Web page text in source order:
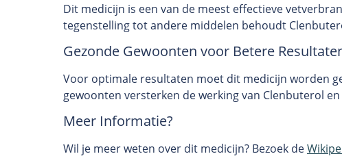
Dit medicijn is een van de meest effectieve
tegenstelling tot andere middelen behoudt
Gezonde Gewoonten voor Betere
Voor optimale resultaten moet dit medicijn worden
gewoonten versterken de werking van Clenbuterol
Meer Informatie?
Wil je meer weten over dit medicijn? Bezoek de